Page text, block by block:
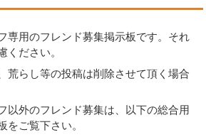
専用のフレンド募集掲示板です。それ
ください。
荒らし等の投稿は削除させて頂く場合
以外のフレンド募集は、以下の総合用
をご覧下さい。